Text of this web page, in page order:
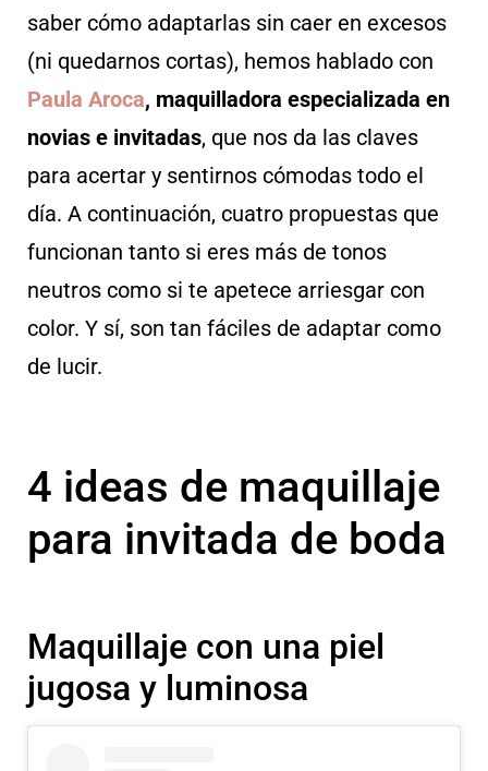
saber cómo adaptarlas sin caer en excesos
(ni quedarnos cortas), hemos hablado con
Paula Aroca, maquilladora especializada en
novias e invitadas, que nos da las claves
para acertar y sentirnos cómodas todo el
día. A continuación, cuatro propuestas que
funcionan tanto si eres más de tonos
neutros como si te apetece arriesgar con
color. Y sí, son tan fáciles de adaptar como
de lucir.
4 ideas de maquillaje
para invitada de boda
Maquillaje con una piel
jugosa y luminosa